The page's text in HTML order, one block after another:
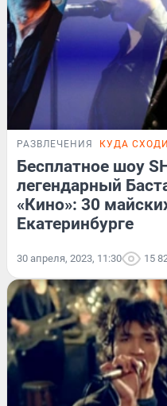
РАЗВЛЕЧЕНИЯ КУДА
Бесплатное шоу
легендарный
«Кино»: 30
Екатеринбурге
30 апреля, 2023, 11:30 15